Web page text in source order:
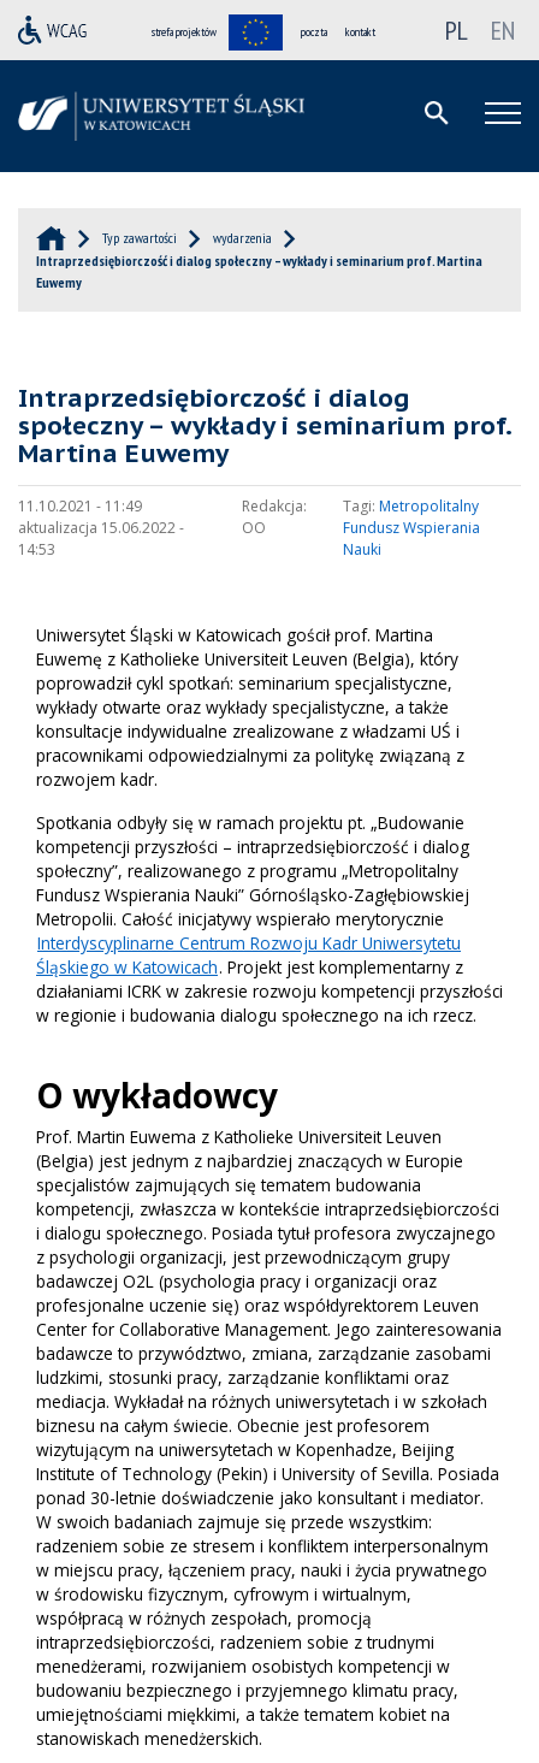
strefa projektów poczta kontakt PL EN
Typ zawartości
wydarzenia
Intraprzedsiębiorczość i dialog społeczny – wykłady i seminarium prof. Martina
Euwemy
Intraprzedsiębiorczość i dialog
społeczny – wykłady i seminarium prof.
Martina Euwemy
11.10.2021 - 11:49
aktualizacja 15.06.2022 -
14:53
Redakcja:
OO
Tagi: Metropolitalny
Fundusz Wspierania
Nauki
Uniwersytet Śląski w Katowicach gościł prof. Martina
Euwemę z Katholieke Universiteit Leuven (Belgia), który
poprowadził cykl spotkań: seminarium specjalistyczne,
wykłady otwarte oraz wykłady specjalistyczne, a także
konsultacje indywidualne zrealizowane z władzami UŚ i
pracownikami odpowiedzialnymi za politykę związaną z
rozwojem kadr.
Spotkania odbyły się w ramach projektu pt. „Budowanie
kompetencji przyszłości – intraprzedsiębiorczość i dialog
społeczny”, realizowanego z programu „Metropolitalny
Fundusz Wspierania Nauki” Górnośląsko-Zagłębiowskiej
Metropolii. Całość inicjatywy wspierało merytorycznie
Interdyscyplinarne Centrum Rozwoju Kadr Uniwersytetu
Śląskiego w Katowicach. Projekt jest komplementarny z
działaniami ICRK w zakresie rozwoju kompetencji przyszłości
w regionie i budowania dialogu społecznego na ich rzecz.
O wykładowcy
Prof. Martin Euwema z Katholieke Universiteit Leuven
(Belgia) jest jednym z najbardziej znaczących w Europie
specjalistów zajmujących się tematem budowania
kompetencji, zwłaszcza w kontekście intraprzedsiębiorczości
i dialogu społecznego. Posiada tytuł profesora zwyczajnego
z psychologii organizacji, jest przewodniczącym grupy
badawczej O2L (psychologia pracy i organizacji oraz
profesjonalne uczenie się) oraz współdyrektorem Leuven
Center for Collaborative Management. Jego zainteresowania
badawcze to przywództwo, zmiana, zarządzanie zasobami
ludzkimi, stosunki pracy, zarządzanie konfliktami oraz
mediacja. Wykładał na różnych uniwersytetach i w szkołach
biznesu na całym świecie. Obecnie jest profesorem
wizytującym na uniwersytetach w Kopenhadze, Beijing
Institute of Technology (Pekin) i University of Sevilla. Posiada
ponad 30-letnie doświadczenie jako konsultant i mediator.
W swoich badaniach zajmuje się przede wszystkim:
radzeniem sobie ze stresem i konfliktem interpersonalnym
w miejscu pracy, łączeniem pracy, nauki i życia prywatnego
w środowisku fizycznym, cyfrowym i wirtualnym,
współpracą w różnych zespołach, promocją
intraprzedsiębiorczości, radzeniem sobie z trudnymi
menedżerami, rozwijaniem osobistych kompetencji w
budowaniu bezpiecznego i przyjemnego klimatu pracy,
umiejętnościami miękkimi, a także tematem kobiet na
stanowiskach menedżerskich.